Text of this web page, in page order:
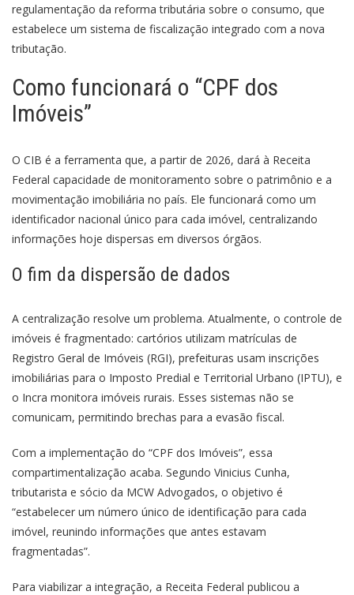
regulamentação da reforma tributária sobre o consumo, que
estabelece um sistema de fiscalização integrado com a nova
tributação.
Como funcionará o “CPF dos
Imóveis”
O CIB é a ferramenta que, a partir de 2026, dará à Receita
Federal capacidade de monitoramento sobre o patrimônio e a
movimentação imobiliária no país. Ele funcionará como um
identificador nacional único para cada imóvel, centralizando
informações hoje dispersas em diversos órgãos.
O fim da dispersão de dados
A centralização resolve um problema. Atualmente, o controle de
imóveis é fragmentado: cartórios utilizam matrículas de
Registro Geral de Imóveis (RGI), prefeituras usam inscrições
imobiliárias para o Imposto Predial e Territorial Urbano (IPTU), e
o Incra monitora imóveis rurais. Esses sistemas não se
comunicam, permitindo brechas para a evasão fiscal.
Com a implementação do “CPF dos Imóveis”, essa
compartimentalização acaba. Segundo Vinicius Cunha,
tributarista e sócio da MCW Advogados, o objetivo é
“estabelecer um número único de identificação para cada
imóvel, reunindo informações que antes estavam
fragmentadas”.
Para viabilizar a integração, a Receita Federal publicou a